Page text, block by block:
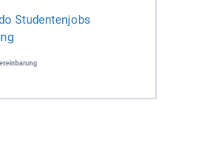
Studentenjobs